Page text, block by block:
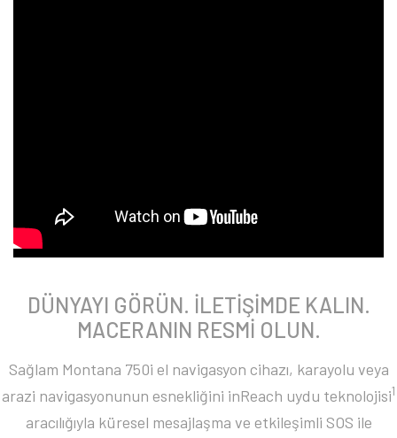
DÜNYAYI GÖRÜN. İLETİŞİMDE KALIN.
MACERANIN RESMİ OLUN.
Sağlam Montana 750i el navigasyon cihazı, karayolu veya
arazi navigasyonunun esnekliğini inReach uydu teknolojisi1
aracılığıyla küresel mesajlaşma ve etkileşimli SOS ile